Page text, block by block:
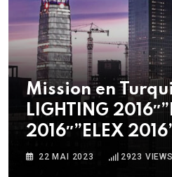
Mission en
LIGHTING
2016″”ELEX
22 MAI 2023 2923 VIEWS